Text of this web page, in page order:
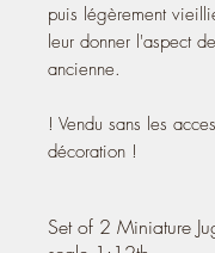
puis légèrement
leur donner l'aspect
ancienne.
! Vendu sans les
décoration !
Set of 2 Miniature